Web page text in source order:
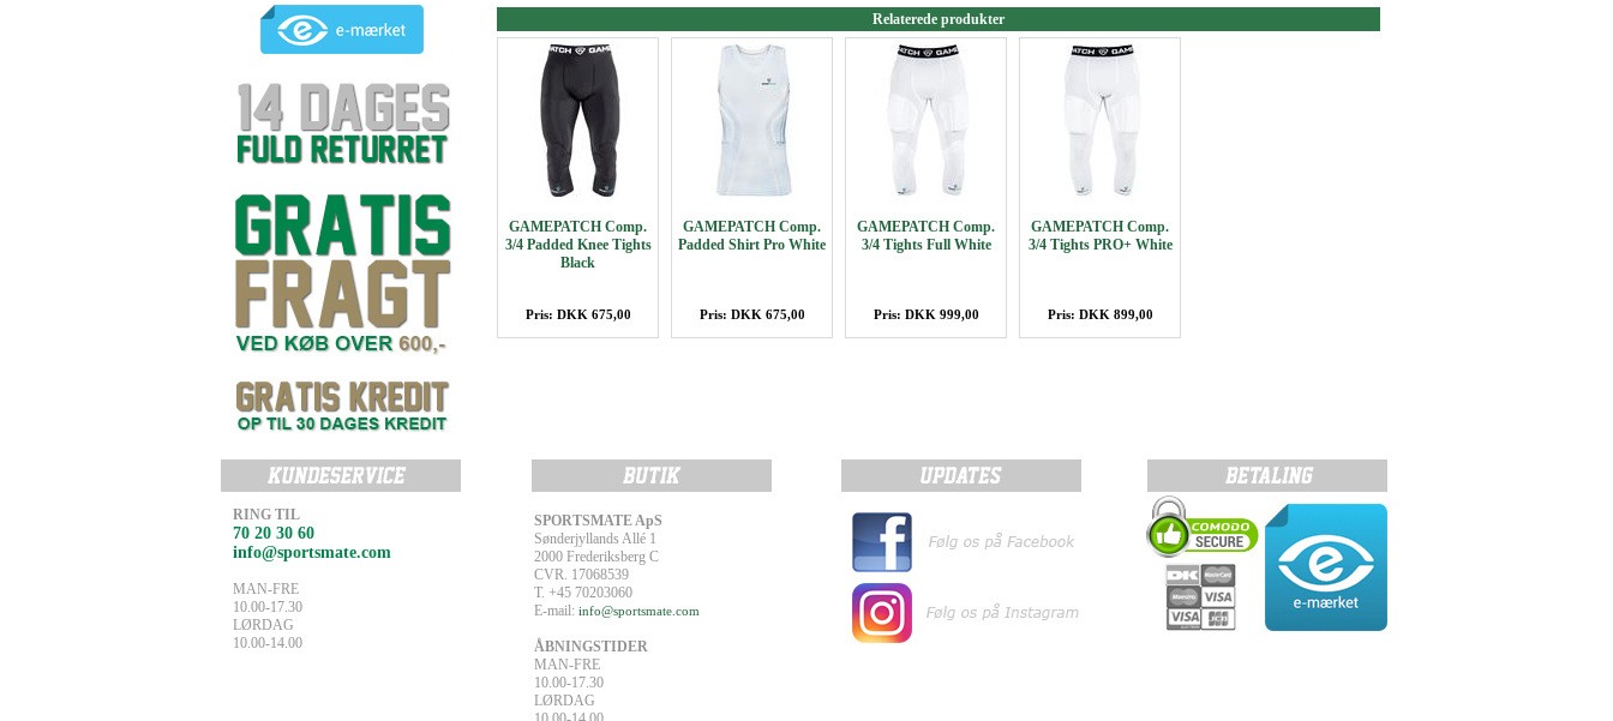
Relaterede produkter
GAMEPATCH Comp.
3/4 Padded Knee Tights
Black
Pris: DKK 675,00
GAMEPATCH Comp.
Padded Shirt Pro White
Pris: DKK 675,00
GAMEPATCH Comp.
3/4 Tights Full White
Pris: DKK 999,00
GAMEPATCH Comp.
3/4 Tights PRO+ White
Pris: DKK 899,00
RING TIL
70 20 30 60
info@sportsmate.com
MAN-FRE
10.00-17.30
LØRDAG
10.00-14.00
SPORTSMATE ApS
Sønderjyllands Allé 1
2000 Frederiksberg C
CVR. 17068539
T. +45 70203060
E-mail: info@sportsmate.com
ÅBNINGSTIDER
MAN-FRE
10.00-17.30
LØRDAG